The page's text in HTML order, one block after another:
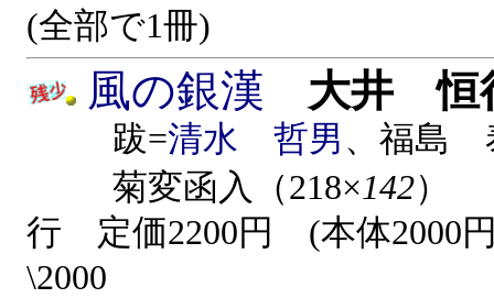
(全部で1冊)
風の銀漢 大井 恒
跋=清水 哲男 、福
菊変函入（218×142）
行 定価2200円 (本体
\2000